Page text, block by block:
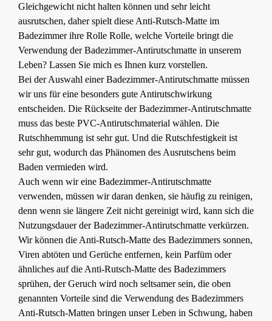
Gleichgewicht nicht halten können und sehr leicht
ausrutschen, daher spielt diese Anti-Rutsch-Matte im
Badezimmer ihre Rolle Rolle, welche Vorteile bringt die
Verwendung der Badezimmer-Antirutschmatte in unserem
Leben? Lassen Sie mich es Ihnen kurz vorstellen.
Bei der Auswahl einer Badezimmer-Antirutschmatte müssen
wir uns für eine besonders gute Antirutschwirkung
entscheiden. Die Rückseite der Badezimmer-Antirutschmatte
muss das beste PVC-Antirutschmaterial wählen. Die
Rutschhemmung ist sehr gut. Und die Rutschfestigkeit ist
sehr gut, wodurch das Phänomen des Ausrutschens beim
Baden vermieden wird.
Auch wenn wir eine Badezimmer-Antirutschmatte
verwenden, müssen wir daran denken, sie häufig zu reinigen,
denn wenn sie längere Zeit nicht gereinigt wird, kann sich die
Nutzungsdauer der Badezimmer-Antirutschmatte verkürzen.
Wir können die Anti-Rutsch-Matte des Badezimmers sonnen,
Viren abtöten und Gerüche entfernen, kein Parfüm oder
ähnliches auf die Anti-Rutsch-Matte des Badezimmers
sprühen, der Geruch wird noch seltsamer sein, die oben
genannten Vorteile sind die Verwendung des Badezimmers
Anti-Rutsch-Matten bringen unser Leben in Schwung, haben